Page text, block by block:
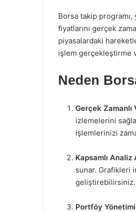
Borsa takip
fiyatlarını gerçek
piyasalardaki
işlem gerçekleştirme
Neden
Gerçek Zamanlı
izlemelerini
işlemlerinizi
Kapsamlı Analiz
sunar. Grafikleri
geliştirebilirsiniz.
Portföy